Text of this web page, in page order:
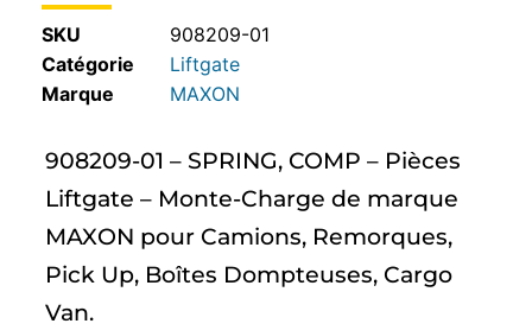
SKU
908209-01
Catégorie
Liftgate
MAXON
908209-01 – SPRING, COMP – Pièces
Liftgate – Monte-Charge de marque
MAXON pour Camions, Remorques,
Pick Up, Boîtes Dompteuses, Cargo
Van.